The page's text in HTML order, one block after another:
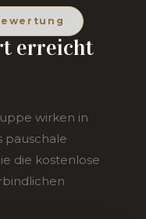
erreicht
wirken in
pauschale
die kostenlose